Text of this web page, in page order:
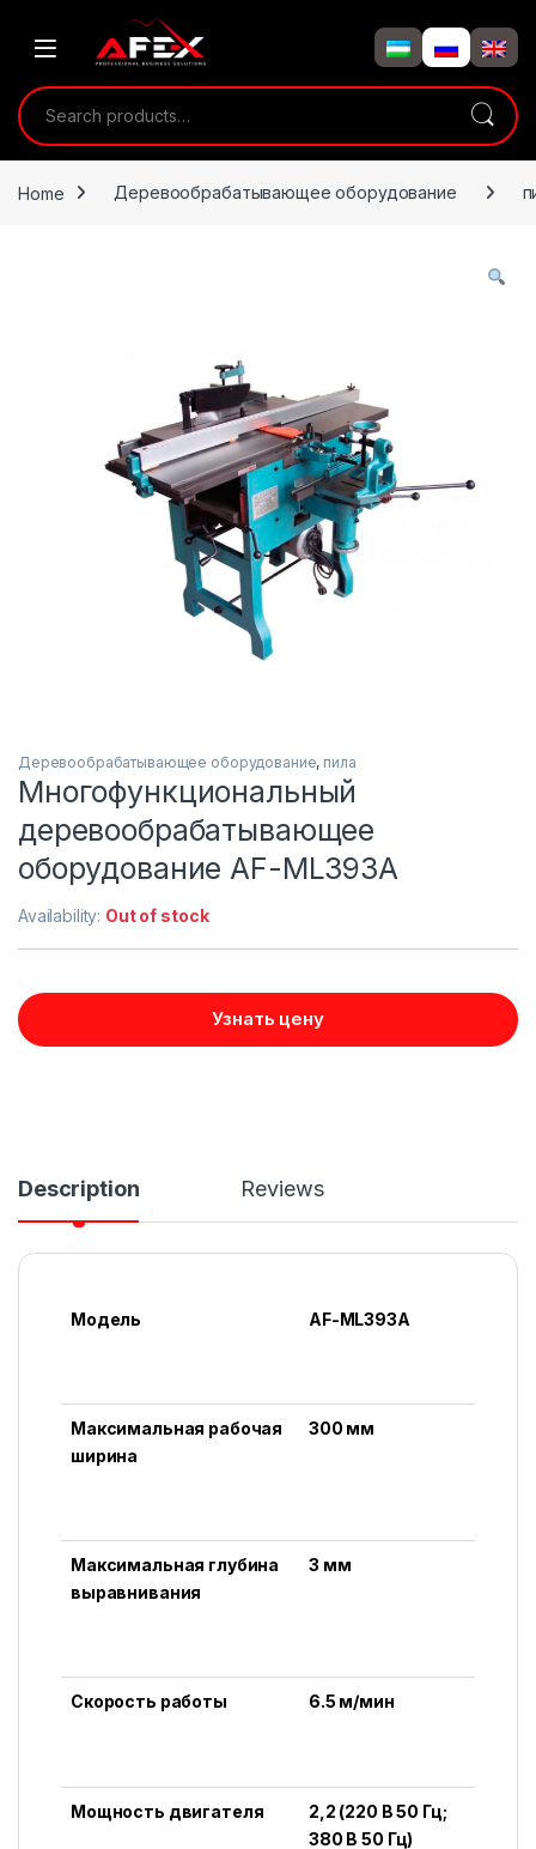
Search for:
Home Деревообрабатывающее оборудование
Деревообрабатывающее оборудование, пила
Многофункциональный
деревообрабатывающее
оборудование AF-ML393A
Availability: Out of stock
Узнать цену
Description Reviews
Модель AF-ML393A
Максимальная рабочая
ширина
300 мм
Максимальная глубина
выравнивания
3 мм
Скорость работы 6.5 м/мин
Мощность двигателя
2,2 (220 В 50 Гц;
380 В 50 Гц)